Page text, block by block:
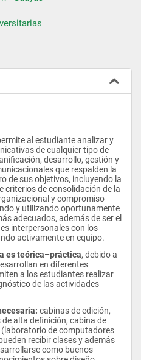
al estudiante analizar y
de cualquier tipo de
desarrollo, gestión y
que respalden la
de sus objetivos, incluyendo la
criterios de consolidación de la
y compromiso
y utilizando oportunamente
adecuados, además de ser el
interpersonales con los
activamente en equipo.
es teórica–práctica, debido a
en diferentes
a los estudiantes realizar
de las actividades
cabinas de edición,
alta definición, cabina de
de computadores
recibir clases y además
como buenos